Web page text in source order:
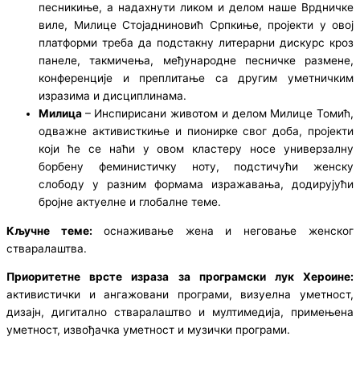
песникиње, а надахнути ликом и делом наше Врдничке
виле, Милице Стојадниновић Српкиње, пројекти у овој
платформи треба да подстакну литерарни дискурс кроз
панеле, такмичења, међународне песничке размене,
конференције и преплитање са другим уметничким
изразима и дисциплинама.
Милица – Инспирисани животом и делом Милице Томић,
одважне активисткиње и пионирке свог доба, пројекти
који ће се наћи у овом кластеру носе универзалну
борбену феминистичку ноту, подстичући женску
слободу у разним формама изражавања, додирујући
бројне актуелне и глобалне теме.
Кључне теме: оснаживање жена и неговање женског
стваралаштва.
Приоритетне врсте израза за програмски лук Хероине:
активистички и ангажовани програми, визуелна уметност,
дизајн, дигитално стваралаштво и мултимедијa, примењена
уметност, извођачка уметност и музички програми.